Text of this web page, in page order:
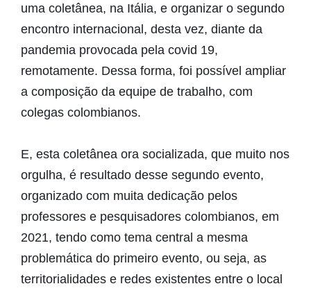
uma coletânea, na Itália, e organizar o segundo
encontro internacional, desta vez, diante da
pandemia provocada pela covid 19,
remotamente. Dessa forma, foi possível ampliar
a composição da equipe de trabalho, com
colegas colombianos.
E, esta coletânea ora socializada, que muito nos
orgulha, é resultado desse segundo evento,
organizado com muita dedicação pelos
professores e pesquisadores colombianos, em
2021, tendo como tema central a mesma
problemática do primeiro evento, ou seja, as
territorialidades e redes existentes entre o local